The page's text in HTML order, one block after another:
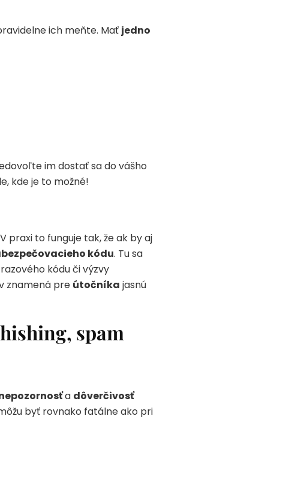
ich meňte. Mať jedno
im dostať sa do vášho
kde je to možné!
praxi to funguje tak, že ak by aj
kódu. Tu sa
kódu či výzvy
znamená pre útočníka jasnú
spam
a dôverčivosť
byť rovnako fatálne ako pri